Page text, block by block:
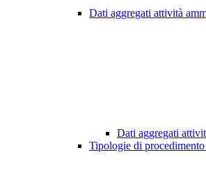
Dati aggregati attività
Dati aggregati
Tipologie di procedimento